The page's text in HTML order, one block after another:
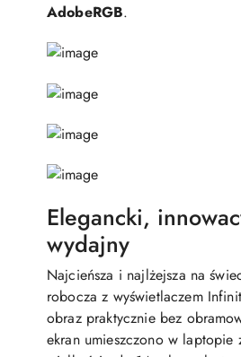
AdobeRGB.
Elegancki,
wydajny
Najcieńsza i najlżejsza na
robocza z wyświetlaczem
obraz praktycznie bez
ekran umieszczono w laptopie